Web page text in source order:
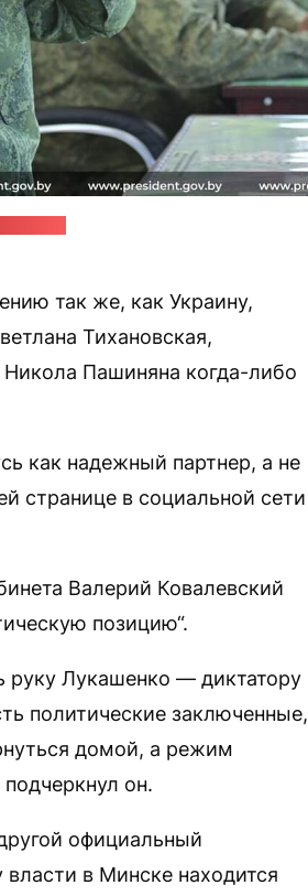
так же, как Украину,
Тихановская,
Пашиняна когда-либо
как надежный партнер, а не
странице в социальной сети
Валерий Ковалевский
позицию“.
Лукашенко — диктатору
политические заключенные,
домой, а режим
он.
официальный
власти в Минске находится